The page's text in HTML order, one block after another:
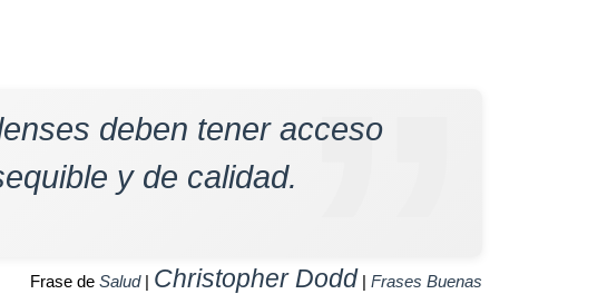
deben tener acceso
y de calidad.
Frase de Salud| Christopher Dodd | Frases Buenas